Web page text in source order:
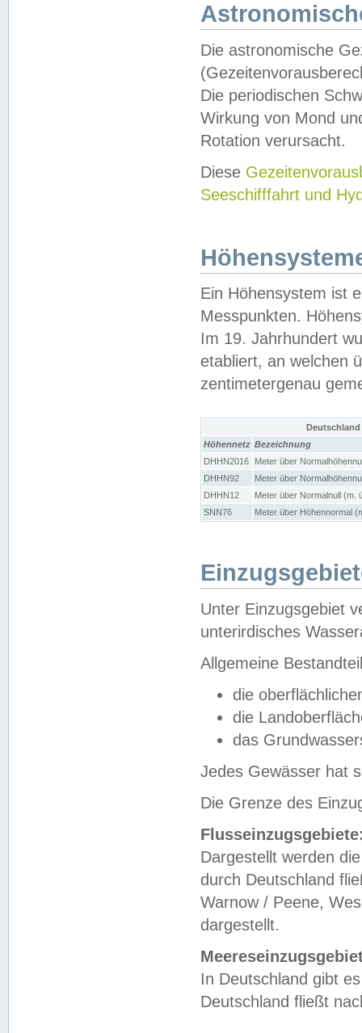
Die astronomische
Die periodischen
Wirkung von Mond
Rotation verursacht.
Diese
Seeschifffahrt und
Ein Höhensystem ist
Messpunkten.
Im 19. Jahrhundert
etabliert, an welchen
zentimetergenau
Höhennetz Bezeichnung
DHHN2016
Meter über
DHHN92
Meter über
DHHN12
Meter über Normalnull (m.
SNN76
Meter über Höhennormal
Unter Einzugsgebiet
unterirdisches
Allgemeine
die
die
das
Jedes Gewässer hat
Die Grenze des
Dargestellt werden
durch Deutschland
Warnow / Peene,
dargestellt.
In Deutschland gibt
Deutschland fließt